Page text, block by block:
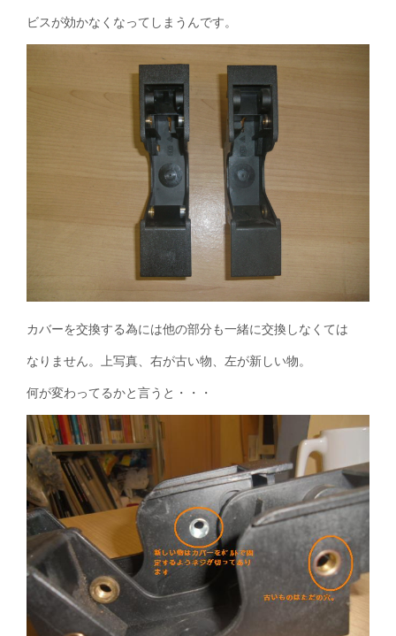
ビスが効かなくなってしまうんです。
カバーを交換する為には他の部分も一緒に交換しなくては
なりません。上写真、右が古い物、左が新しい物。
何が変わってるかと言うと・・・